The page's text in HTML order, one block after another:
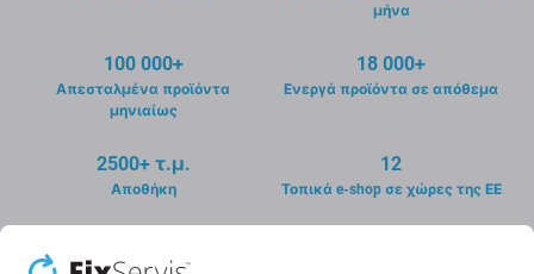
μήνα
100 000+
Απεσταλμένα προϊόντα
μηνιαίως
18 000+
Ενεργά προϊόντα σε απόθεμα
2500+ τ.μ.
Αποθήκη
12
Τοπικά e-shop σε χώρες της ΕΕ